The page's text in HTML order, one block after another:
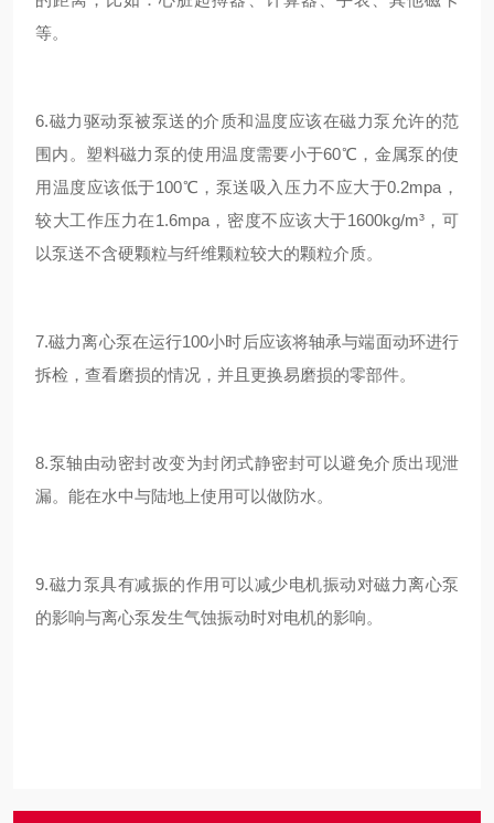
等。
6.磁力驱动泵被泵送的介质和温度应该在磁力泵允许的范
围内。塑料磁力泵的使用温度需要小于60℃，金属泵的使
用温度应该低于100℃，泵送吸入压力不应大于0.2mpa，
较大工作压力在1.6mpa，密度不应该大于1600kg/m³，可
以泵送不含硬颗粒与纤维颗粒较大的颗粒介质。
7.磁力离心泵在运行100小时后应该将轴承与端面动环进行
拆检，查看磨损的情况，并且更换易磨损的零部件。
8.泵轴由动密封改变为封闭式静密封可以避免介质出现泄
漏。能在水中与陆地上使用可以做防水。
9.磁力泵具有减振的作用可以减少电机振动对磁力离心泵
的影响与离心泵发生气蚀振动时对电机的影响。